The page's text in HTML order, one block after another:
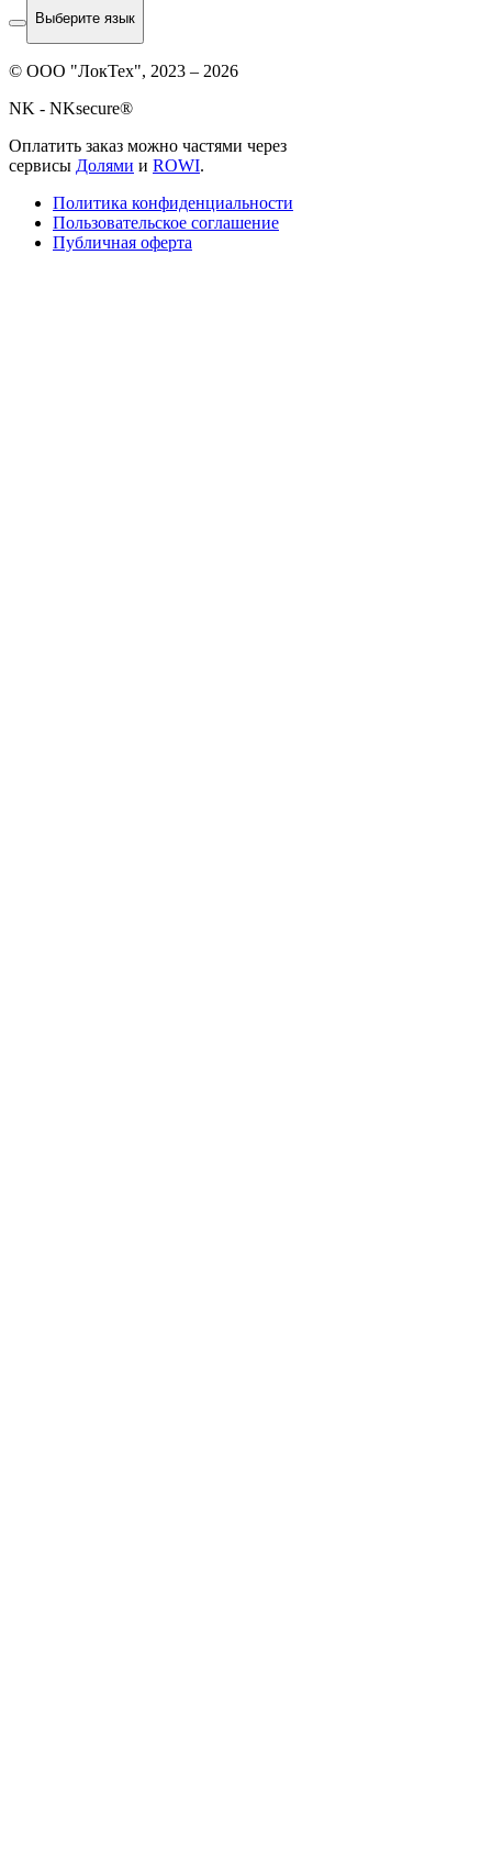
Выберите язык
© ООО "ЛокТех", 2023 – 2026
NK - NKsecure®
Оплатить заказ можно частями через
сервисы Долями и ROWI.
Политика конфиденциальности
Пользовательское соглашение
Публичная оферта